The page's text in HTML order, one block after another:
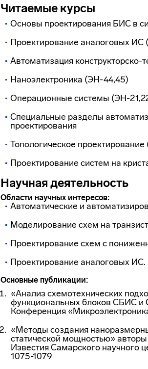
Читаемые курсы
Основы проектирования БИС в
Проектирование аналоговых
Автоматизация конструкторско-
Наноэлектроника (ЭН-44,45)
Операционные системы (ЭН-
Специальные разделы
проектирования
Топологическое
Проектирование систем на
Научная деятельность
Области научных интересов:
Автоматические и
Моделирование схем на
Проектирование схем с
Проектирование аналоговых ИС.
Основные публикации:
«Анализ схемотехнических
функциональных блоков СБИС
Конференция
«Методы создания
статической мощностью»
Известия Самарского научного
1075-1079